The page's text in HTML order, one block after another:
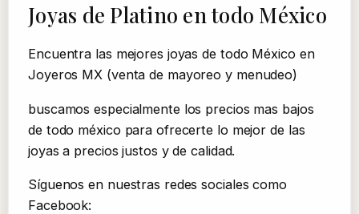
Joyas de Platino en todo México
Encuentra las mejores joyas de todo México en
Joyeros MX (venta de mayoreo y menudeo)
buscamos especialmente los precios mas bajos
de todo méxico para ofrecerte lo mejor de las
joyas a precios justos y de calidad.
Síguenos en nuestras redes sociales como
Facebook: